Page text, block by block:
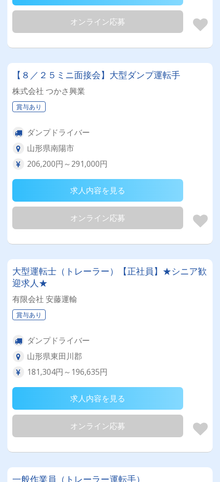
オンライン応募
【８／２５ミニ面接会】大型ダンプ運転手
株式会社 つかさ興業
賞与あり
ダンプドライバー
山形県南陽市
206,200円～291,000円
求人内容を見る
オンライン応募
大型運転士（トレーラー）【正社員】★シニア歓
迎求人★
有限会社 安藤運輸
賞与あり
ダンプドライバー
山形県東田川郡
181,304円～196,635円
求人内容を見る
オンライン応募
一般作業員（トレーラー運転手）